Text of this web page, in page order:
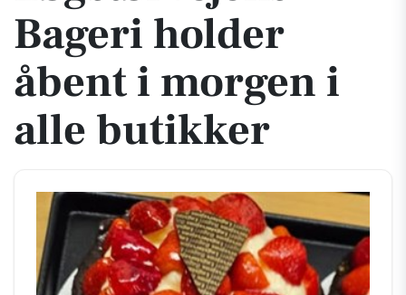
Bageri holder
åbent i morgen i
alle butikker